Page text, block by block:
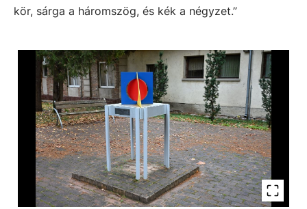
kör, sárga a háromszög, és kék a négyzet.”